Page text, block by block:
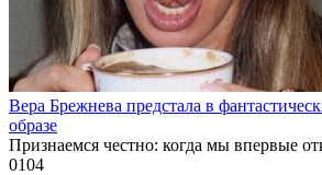
Вера Брежнева предстала в
образе
Признаемся честно: когда мы впервые
0104